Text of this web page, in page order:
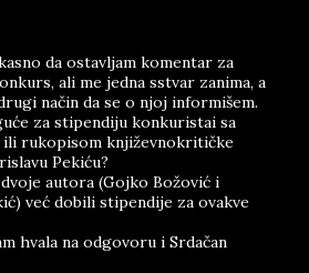
da ostavljam komentar za
ali me jedna sstvar zanima, a
način da se o njoj informišem.
za stipendiju konkuristai sa
ili rukopisom književnokritičke
Pekiću?
dvoje autora (Gojko Božović i
već dobili stipendije za ovakve
hvala na odgovoru i Srdačan